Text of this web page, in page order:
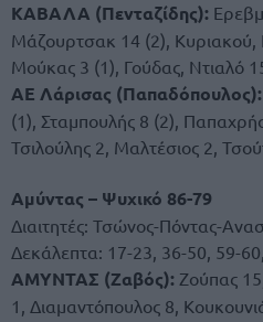
ΚΑΒΑΛΑ (Πενταζίδης):
Μάζουρτσακ 14 (2), Κυριακού,
Μούκας 3 (1), Γούδας, Ντιαλό
ΑΕ Λάρισας (Παπαδόπουλος):
(1), Σταμπουλής 8 (2),
Τσιλούλης 2, Μαλτέσιος 2,
Αμύντας – Ψυχικό 86-79
Διαιτητές: Τσώνος-Πόντας-
Δεκάλεπτα: 17-23, 36-50, 59-
ΑΜΥΝΤΑΣ (Ζαβός): Ζούπας
1, Διαμαντόπουλος 8,